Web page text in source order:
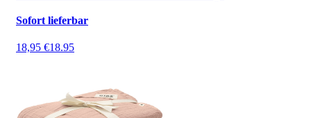
Sofort lieferbar
18,95 €18.95